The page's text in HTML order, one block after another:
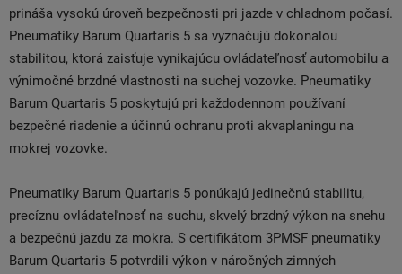
prináša vysokú úroveň bezpečnosti pri jazde v chladnom počasí.
Pneumatiky Barum Quartaris 5 sa vyznačujú dokonalou
stabilitou, ktorá zaisťuje vynikajúcu ovládateľnosť automobilu a
výnimočné brzdné vlastnosti na suchej vozovke. Pneumatiky
Barum Quartaris 5 poskytujú pri každodennom používaní
bezpečné riadenie a účinnú ochranu proti akvaplaningu na
mokrej vozovke.
Pneumatiky Barum Quartaris 5 ponúkajú jedinečnú stabilitu,
precíznu ovládateľnosť na suchu, skvelý brzdný výkon na snehu
a bezpečnú jazdu za mokra. S certifikátom 3PMSF pneumatiky
Barum Quartaris 5 potvrdili výkon v náročných zimných